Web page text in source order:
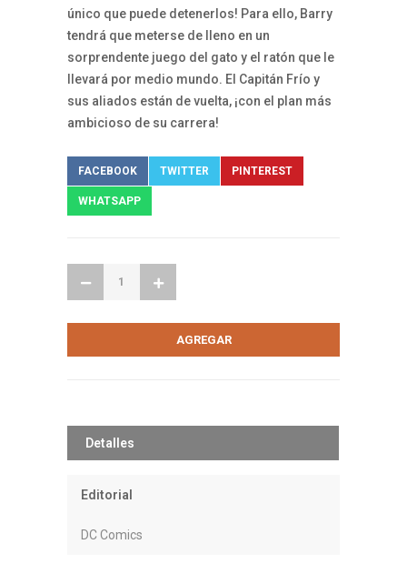
único que puede detenerlos! Para ello, Barry
tendrá que meterse de lleno en un
sorprendente juego del gato y el ratón que le
llevará por medio mundo. El Capitán Frío y
sus aliados están de vuelta, ¡con el plan más
ambicioso de su carrera!
FACEBOOK TWITTER PINTEREST
WHATSAPP
Detalles
Editorial
DC Comics